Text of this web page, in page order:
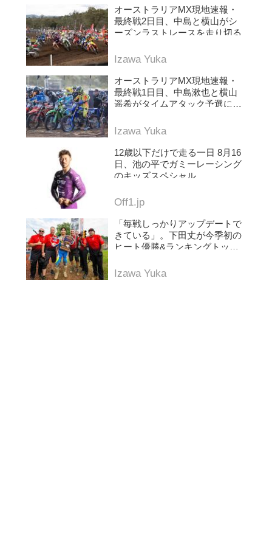
オーストラリアMX現地速報・
最終戦2日目、中島と横山がシ
ーズンラストレースを走り切る
Izawa Yuka
オーストラリアMX現地速報・
最終戦1日目、中島漱也と横山
遥希がタイムアタック予選に挑
Izawa Yuka
12歳以下だけで走る一日 8月16
日、池の平でガミーレーシング
のキッズスペシャル
Off1.jp
「毎戦しっかりアップデートで
きている」。下田丈が今季初の
ヒート優勝&ランキングトップ
5戦レッドバッド
Izawa Yuka